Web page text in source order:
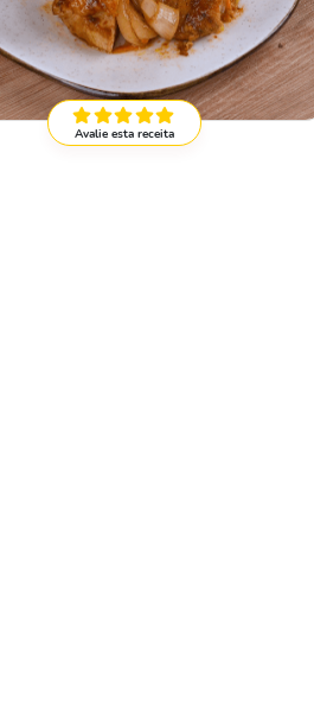
Avalie esta receita